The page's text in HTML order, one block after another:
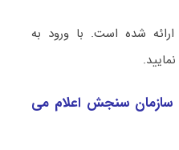
شده است. با ورود به
سازمان سنجش اعلام می